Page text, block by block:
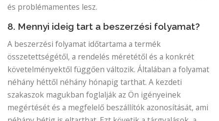
és problémamentes lesz.
8. Mennyi ideig tart a beszerzési folyamat?
A beszerzési folyamat időtartama a termék
összetettségétől, a rendelés méretétől és a konkrét
követelményektől függően változik. Általában a folyamat
néhány héttől néhány hónapig tarthat. A kezdeti
szakaszok magukban foglalják az Ön igényeinek
megértését és a megfelelő beszállítók azonosítását, ami